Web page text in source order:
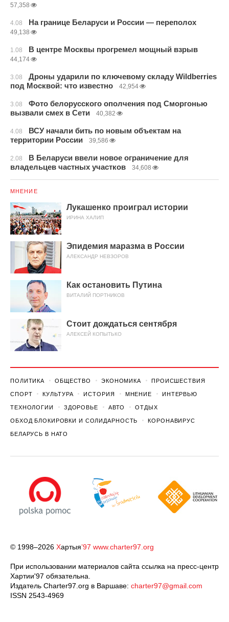
57,358
4.08 На границе Беларуси и России — переполох
49,138
1.08 В центре Москвы прогремел мощный взрыв
44,174
3.08
Дроны ударили по ключевому складу Wildberries
под Москвой: что известно
42,954
3.08
Фото белорусского ополчения под Сморгонью
вызвали смех в Сети
40,382
4.08
ВСУ начали бить по новым объектам на
территории России
39,586
2.08
В Беларуси ввели новое ограничение для
владельцев частных участков
34,608
МНЕНИЕ
Лукашенко проиграл истории
ИРИНА ХАЛИП
Эпидемия маразма в России
АЛЕКСАНДР НЕВЗОРОВ
Как остановить Путина
ВИТАЛИЙ ПОРТНИКОВ
Стоит дождаться сентября
АЛЕКСЕЙ КОПЫТЬКО
ПОЛИТИКА ОБЩЕСТВО ЭКОНОМИКА ПРОИСШЕСТВИЯ
СПОРТ КУЛЬТУРА ИСТОРИЯ МНЕНИЕ ИНТЕРВЬЮ
ТЕХНОЛОГИИ ЗДОРОВЬЕ АВТО ОТДЫХ
ОБХОД БЛОКИРОВКИ И СОЛИДАРНОСТЬ КОРОНАВИРУС
БЕЛАРУСЬ В НАТО
© 1998–2026 Хартыя’97 www.charter97.org
При использовании материалов сайта ссылка на пресс-центр
Хартии'97 обязательна.
Издатель Charter97.org в Варшаве: charter97@gmail.com
ISSN 2543-4969